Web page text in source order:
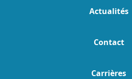
Actualités
Contact
Carrières